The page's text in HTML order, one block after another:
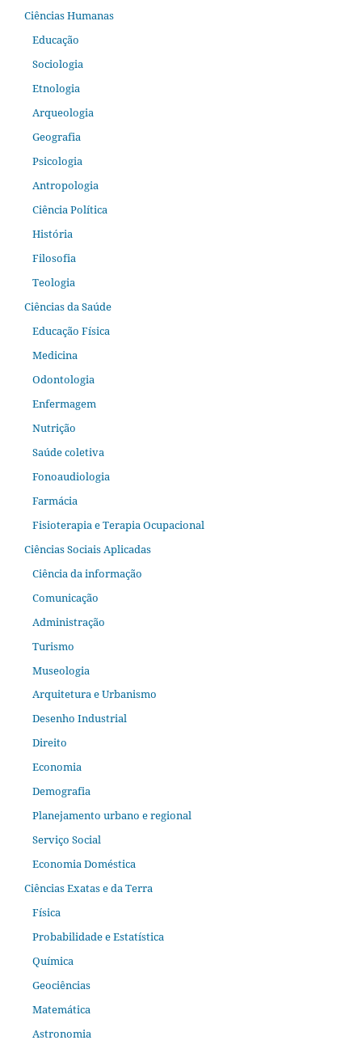
Ciências Humanas
Educação
Sociologia
Etnologia
Arqueologia
Geografia
Psicologia
Antropologia
Ciência Política
História
Filosofia
Teologia
Ciências da Saúde
Educação Física
Medicina
Odontologia
Enfermagem
Nutrição
Saúde coletiva
Fonoaudiologia
Farmácia
Fisioterapia e Terapia Ocupacional
Ciências Sociais Aplicadas
Ciência da informação
Comunicação
Administração
Turismo
Museologia
Arquitetura e Urbanismo
Desenho Industrial
Direito
Economia
Demografia
Planejamento urbano e regional
Serviço Social
Economia Doméstica
Ciências Exatas e da Terra
Física
Probabilidade e Estatística
Química
Geociências
Matemática
Astronomia